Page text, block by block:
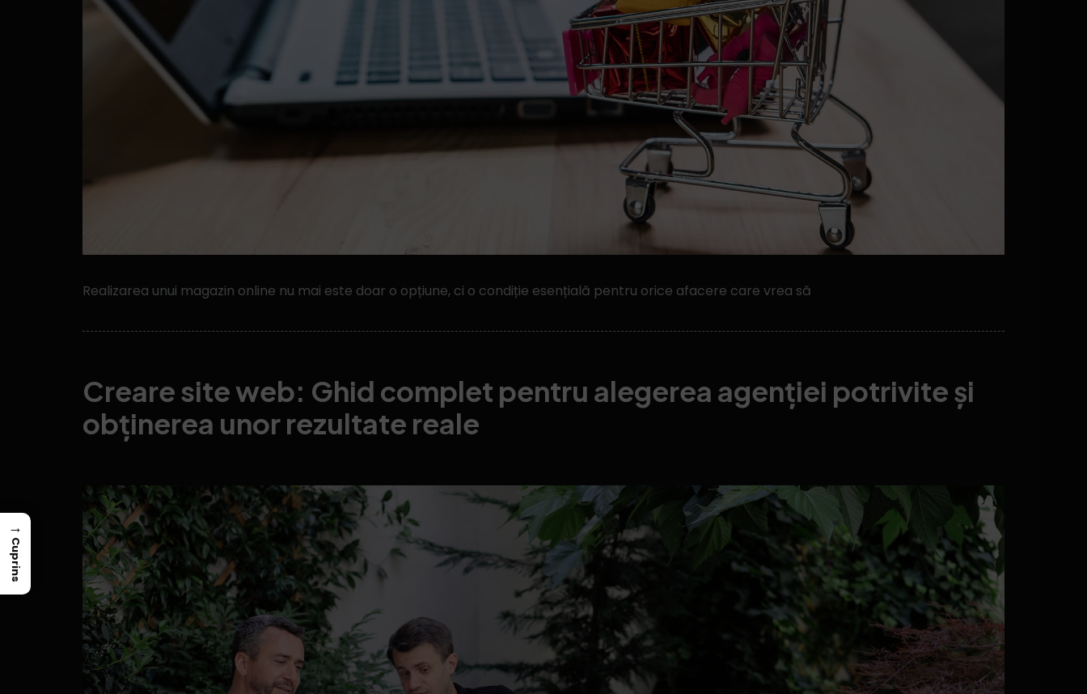
Realizarea unui magazin online nu mai este doar o opțiune, ci o condiție esențială pentru orice afacere care vrea să
Creare site web: Ghid complet pentru alegerea agenției potrivite și
obținerea unor rezultate reale
→
Cuprins